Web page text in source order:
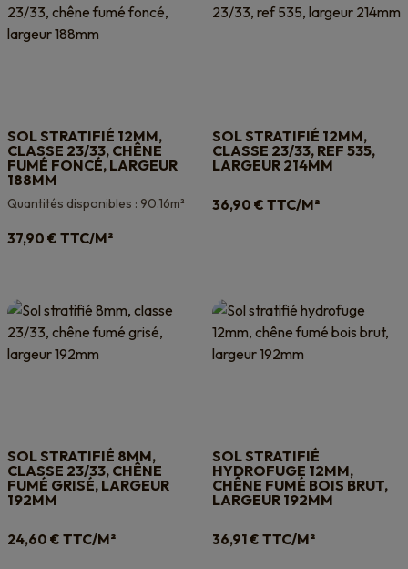
SOL STRATIFIÉ 12MM,
CLASSE 23/33, CHÊNE
FUMÉ FONCÉ, LARGEUR
188MM
Quantités disponibles : 90.16m²
37,90 € TTC/M²
SOL STRATIFIÉ 12MM,
CLASSE 23/33, REF 535,
LARGEUR 214MM
36,90 € TTC/M²
SOL STRATIFIÉ 8MM,
CLASSE 23/33, CHÊNE
FUMÉ GRISÉ, LARGEUR
192MM
24,60 € TTC/M²
SOL STRATIFIÉ
HYDROFUGE 12MM,
CHÊNE FUMÉ BOIS BRUT,
LARGEUR 192MM
36,91€ TTC/M²